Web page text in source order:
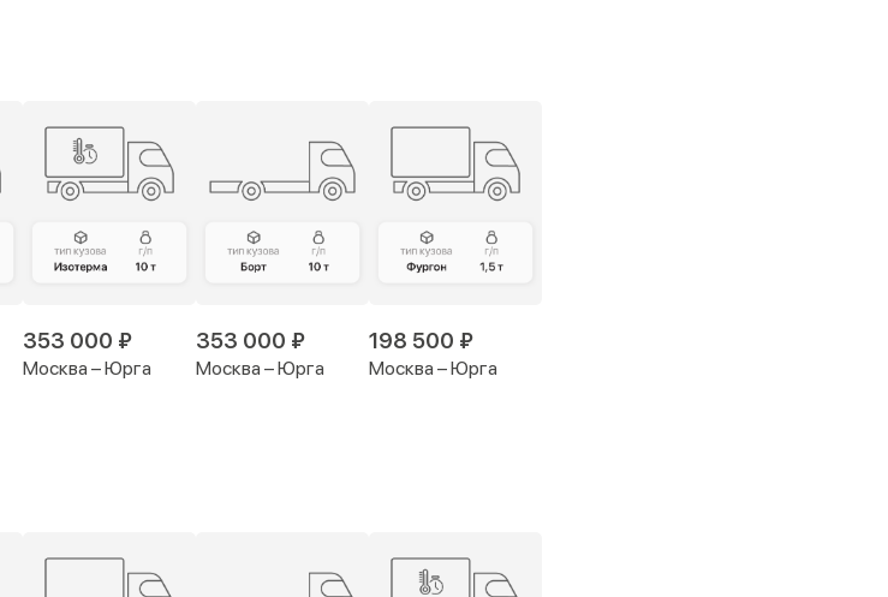
353 000 ₽
Москва – Юрга
353 000 ₽
Москва – Юрга
198 500 ₽
Москва – Юрга